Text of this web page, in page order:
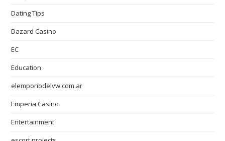
Dating Tips
Dazard Casino
EC
Education
elemporiodelvw.com.ar
Emperia Casino
Entertainment